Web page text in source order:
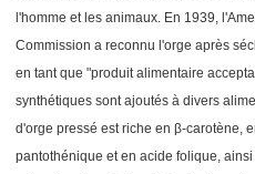
l'homme et les animaux. En 1939,
Commission a reconnu l'orge après
en tant que "produit alimentaire
synthétiques sont ajoutés à divers
d'orge pressé est riche en β-carotène,
pantothénique et en acide folique,